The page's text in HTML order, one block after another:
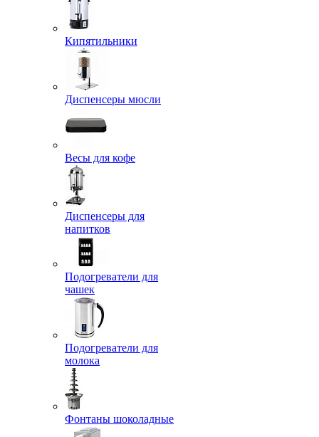
Кипятильники
Диспенсеры мюсли
Весы для кофе
Диспенсеры для
напитков
Подогреватели для
чашек
Подогреватели для
молока
Фонтаны шоколадные